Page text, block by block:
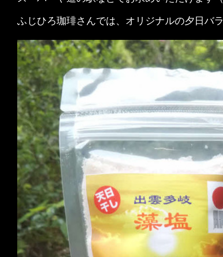
ふじひろ珈琲さんでは、オリジナルの夕日バ